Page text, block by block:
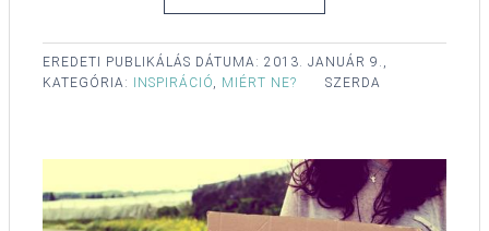
EREDETI PUBLIKÁLÁS DÁTUMA: 2013. JANUÁR 9.,
SZERDA
KATEGÓRIA: INSPIRÁCIÓ MIÉRT NE?